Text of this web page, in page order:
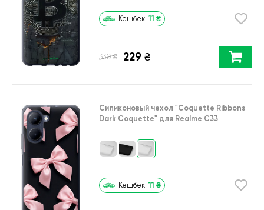
Кешбек 11 ₴
330 ₴ 229 ₴
Силиконовый чехол "Coquette Ribbons
Dark Coquette" для Realme C33
Кешбек 11 ₴